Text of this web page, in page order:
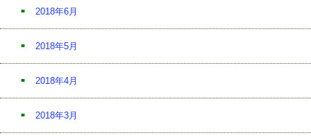
2018年6月
2018年5月
2018年4月
2018年3月